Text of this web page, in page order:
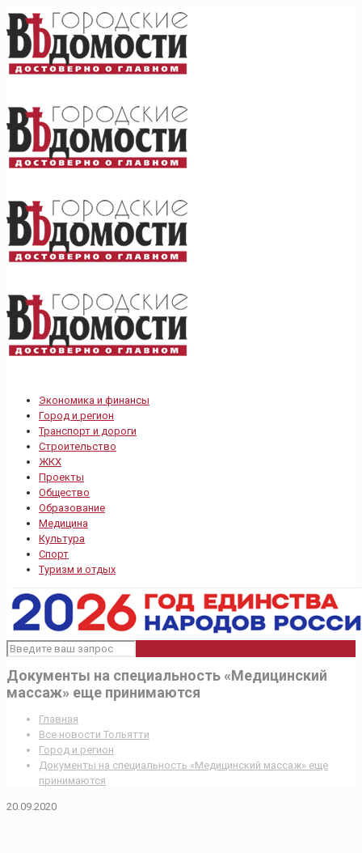
Экономика и финансы
Город и регион
Транспорт и дороги
Строительство
ЖКХ
Проекты
Общество
Образование
Медицина
Культура
Спорт
Туризм и отдых
Документы на специальность «Медицинский
массаж» еще принимаются
Главная
Все новости Тольятти
Город и регион
Документы на специальность «Медицинский массаж» еще
принимаются
20.09.2020